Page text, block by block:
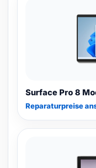
Surface Pro 8
Reparaturpreise